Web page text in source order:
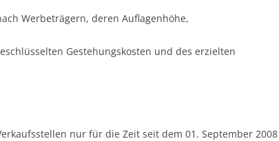
Werbeträgern, deren Auflagenhöhe,
Gestehungskosten und des erzielten
nur für die Zeit seit dem 01. September 2008